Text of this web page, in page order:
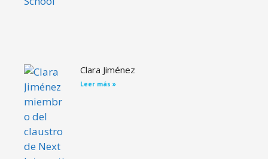
Clara Jiménez
Leer más »